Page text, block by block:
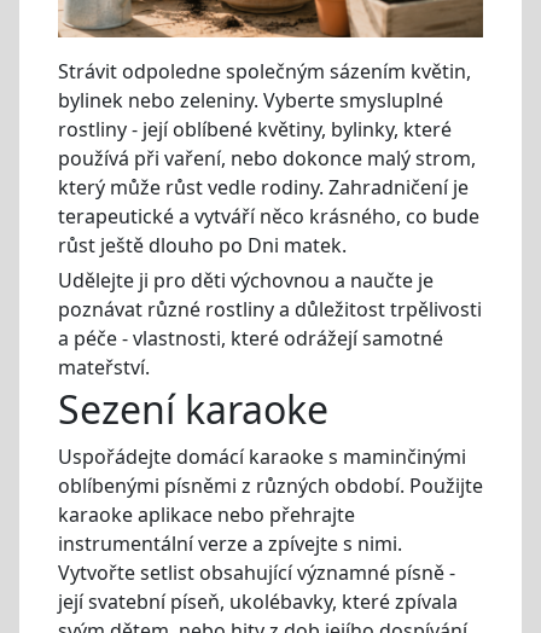
Strávit odpoledne společným sázením květin,
bylinek nebo zeleniny. Vyberte smysluplné
rostliny - její oblíbené květiny, bylinky, které
používá při vaření, nebo dokonce malý strom,
který může růst vedle rodiny. Zahradničení je
terapeutické a vytváří něco krásného, co bude
růst ještě dlouho po Dni matek.
Udělejte ji pro děti výchovnou a naučte je
poznávat různé rostliny a důležitost trpělivosti
a péče - vlastnosti, které odrážejí samotné
mateřství.
Sezení karaoke
Uspořádejte domácí karaoke s maminčinými
oblíbenými písněmi z různých období. Použijte
karaoke aplikace nebo přehrajte
instrumentální verze a zpívejte s nimi.
Vytvořte setlist obsahující významné písně -
její svatební píseň, ukolébavky, které zpívala